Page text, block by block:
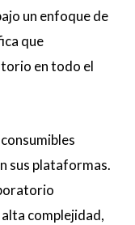
un enfoque de
que
en todo el
sus plataformas.
complejidad,